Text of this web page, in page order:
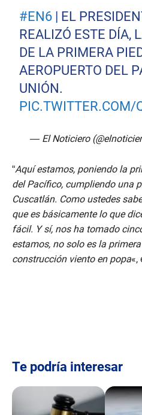
#EN6 | EL
REALIZÓ ESTE DÍA,
DE LA PRIMERA
AEROPUERTO DEL
UNIÓN.
PIC.TWITTER.COM/
— El Noticiero
“Aquí estamos, poniendo la
del Pacífico, cumpliendo una
Cuscatlán. Como ustedes
que es básicamente lo que
fácil. Y sí, nos ha tomado
estamos, no solo es la
construcción viento en popa«,
Te podría interesar